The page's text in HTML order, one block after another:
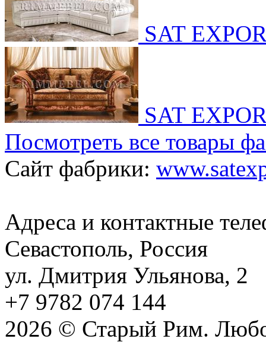
SAT
SAT
Посмотреть все товары
Сайт фабрики:
Адреса и контактные
Севастополь, Россия
ул. Дмитрия Ульянова, 2
+7 9782 074 144
2026 © Старый Рим.